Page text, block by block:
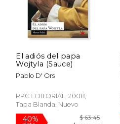
El adiós del papa
Wojtyla (Sauce)
Pablo D' Ors
PPC EDITORIAL, 2008,
Tapa Blanda, Nuevo